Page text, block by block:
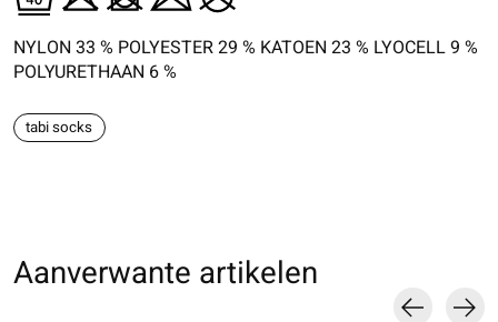
NYLON 33 % POLYESTER 29 % KATOEN 23 % LYOCELL 9 %
POLYURETHAAN 6 %
tabi socks
Aanverwante artikelen